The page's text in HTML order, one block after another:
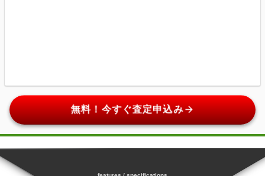
無料！今すぐ査定申込みarrow_forward